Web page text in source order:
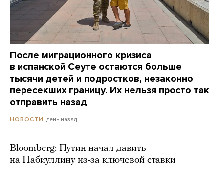
После миграционного кризиса
в испанской Сеуте остаются больше
тысячи детей и подростков, незаконно
пересекших границу. Их нельзя просто так
отправить назад
НОВОСТИ день назад
Bloomberg: Путин начал давить
на Набиуллину из-за ключевой ставки